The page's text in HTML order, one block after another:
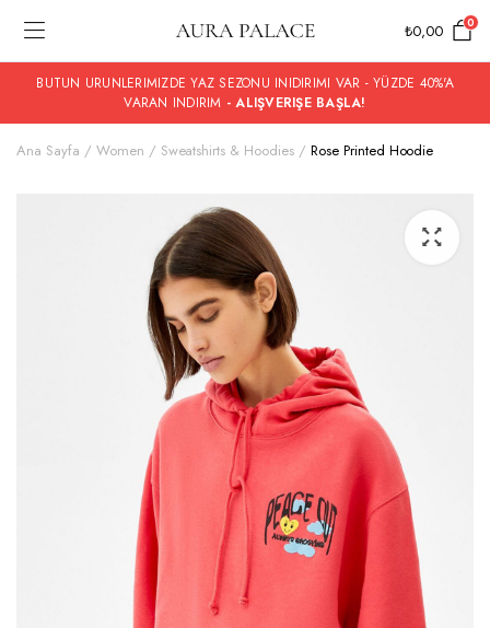
₺0,00 0
BUTUN URUNLERIMIZDE YAZ SEZONU INIDIRIMI VAR - YÜZDE 40%'A
VARAN INDIRIM - ALIŞVERIŞE BAŞLA!
Ana Sayfa Women Sweatshirts & Hoodies Rose Printed Hoodie